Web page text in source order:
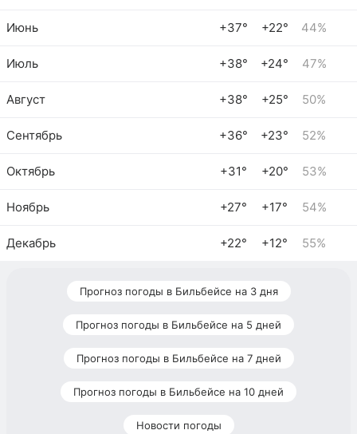
Июнь +37° +22° 44%
Июль +38° +24° 47%
Август +38° +25° 50%
Сентябрь +36° +23° 52%
Октябрь +31° +20° 53%
Ноябрь +27° +17° 54%
Декабрь +22° +12° 55%
Прогноз погоды в Бильбейсе на 3 дня
Прогноз погоды в Бильбейсе на 5 дней
Прогноз погоды в Бильбейсе на 7 дней
Прогноз погоды в Бильбейсе на 10 дней
Новости погоды